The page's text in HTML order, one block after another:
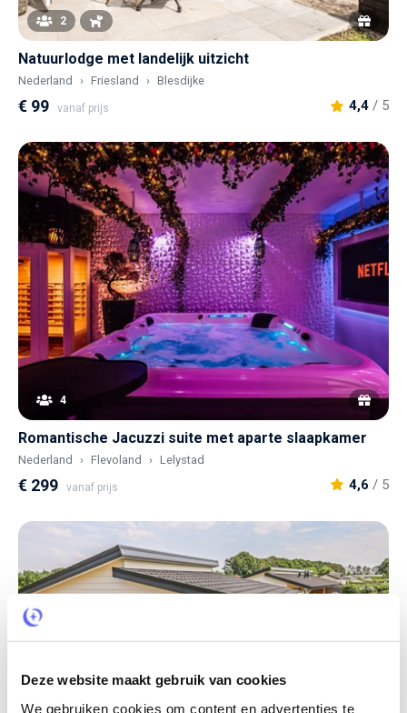
Deze website maakt gebruik van cookies
We gebruiken cookies om content en advertenties te
2
Natuurlodge met landelijk uitzicht
Nederland Friesland Blesdijke
€ 99 vanaf prijs 4,4 / 5
4
Romantische Jacuzzi suite met aparte slaapkamer
Nederland Flevoland Lelystad
€ 299 vanaf prijs 4,6 / 5